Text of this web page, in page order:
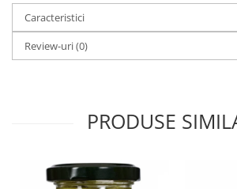
Orez bio si leguminoase
Legume bio
Legume bio in conserva
Paste bio din emmer
Paste bio din spelta
Paste bio fara gluten
Caracteristici
Review-uri(0)
PRODUSE